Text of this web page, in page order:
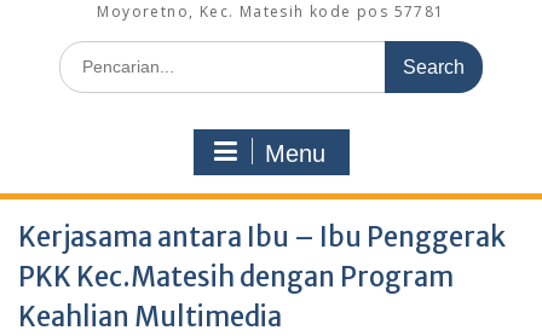
Moyoretno, Kec. Matesih kode pos 57781
Search
for:
Menu
Kerjasama antara Ibu – Ibu Penggerak
PKK Kec.Matesih dengan Program
Keahlian Multimedia